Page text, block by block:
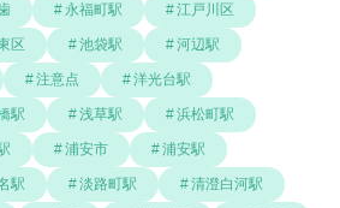
永福町駅 江戸川区
区 池袋駅 河辺駅
注意点 洋光台駅
駅 浅草駅 浜松町駅
浦安市 浦安駅
駅 淡路町駅 清澄白河駅